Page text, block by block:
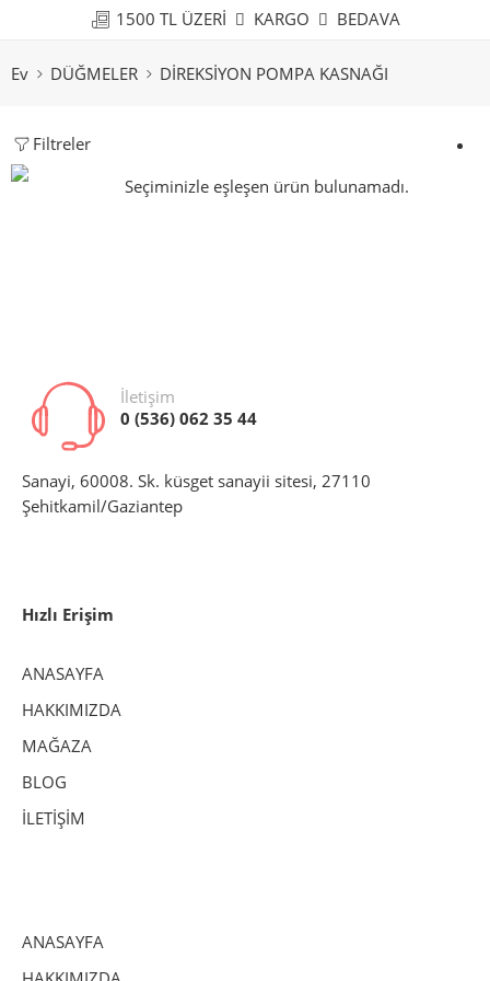
1500 TL ÜZERİ KARGO BEDAVA
Ev DÜĞMELER DİREKSİYON POMPA KASNAĞI
Filtreler
Seçiminizle eşleşen ürün bulunamadı.
İletişim
0 (536) 062 35 44
Sanayi, 60008. Sk. küsget sanayii sitesi, 27110
Şehitkamil/Gaziantep
Hızlı Erişim
ANASAYFA
HAKKIMIZDA
MAĞAZA
BLOG
İLETİŞİM
ANASAYFA